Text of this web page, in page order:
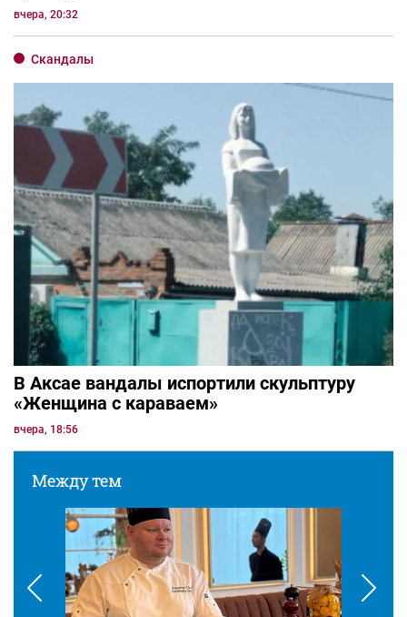
вчера, 20:32
Скандалы
В Аксае вандалы испортили скульптуру
«Женщина с караваем»
вчера, 18:56
Между тем